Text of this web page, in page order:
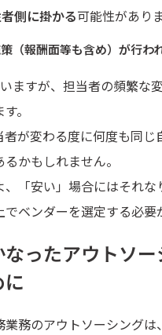
側に掛かる可能性がありま
（報酬面等も含め）が行わ
ますが、担当者の頻繁な
。
者が変わる度に何度も同じ
かもしれません。
、「安い」場合にはそれな
でベンダーを選定する必要
なったアウトソ
業務のアウトソーシングは